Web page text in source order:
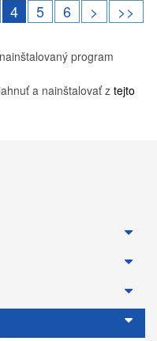
4 5 6 > >>
program
a nainštalovať z tejto